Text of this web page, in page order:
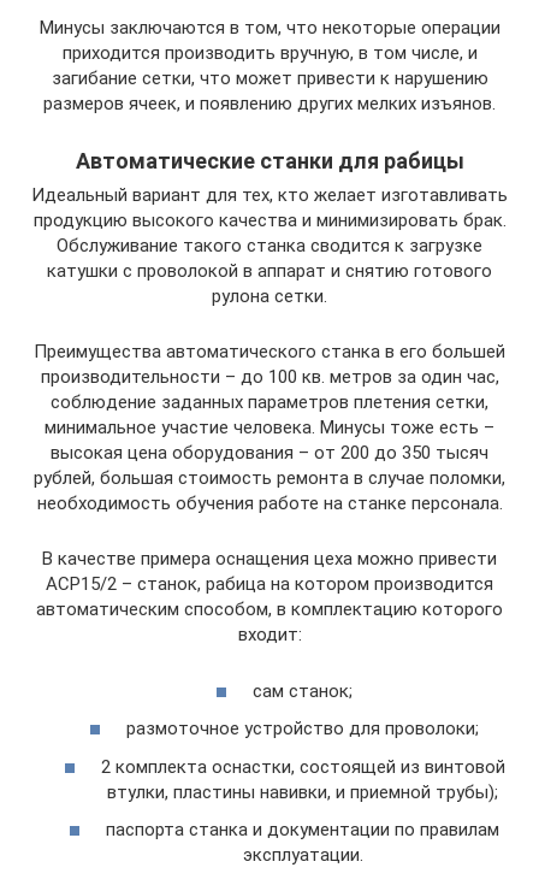
Минусы заключаются в том, что некоторые операции
приходится производить вручную, в том числе, и
загибание сетки, что может привести к нарушению
размеров ячеек, и появлению других мелких изъянов.
Автоматические станки для рабицы
Идеальный вариант для тех, кто желает изготавливать
продукцию высокого качества и минимизировать брак.
Обслуживание такого станка сводится к загрузке
катушки с проволокой в аппарат и снятию готового
рулона сетки.
Преимущества автоматического станка в его большей
производительности – до 100 кв. метров за один час,
соблюдение заданных параметров плетения сетки,
минимальное участие человека. Минусы тоже есть –
высокая цена оборудования – от 200 до 350 тысяч
рублей, большая стоимость ремонта в случае поломки,
необходимость обучения работе на станке персонала.
В качестве примера оснащения цеха можно привести
АСР15/2 – станок, рабица на котором производится
автоматическим способом, в комплектацию которого
входит:
сам станок;
размоточное устройство для проволоки;
2 комплекта оснастки, состоящей из винтовой
втулки, пластины навивки, и приемной трубы);
паспорта станка и документации по правилам
эксплуатации.